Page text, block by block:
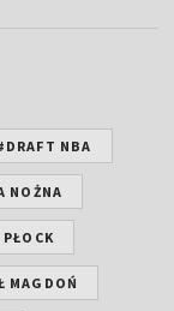
NBA
NOŻNA
MAGDOŃ